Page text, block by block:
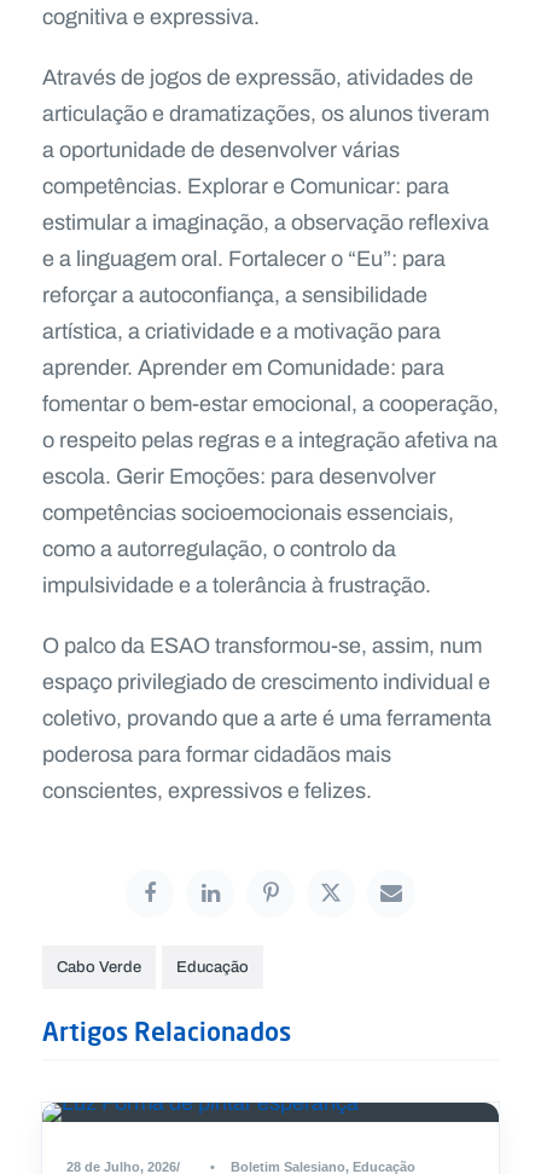
cognitiva e expressiva.
Através de jogos de expressão, atividades de
articulação e dramatizações, os alunos tiveram
a oportunidade de desenvolver várias
competências. Explorar e Comunicar: para
estimular a imaginação, a observação reflexiva
e a linguagem oral. Fortalecer o “Eu”: para
reforçar a autoconfiança, a sensibilidade
artística, a criatividade e a motivação para
aprender. Aprender em Comunidade: para
fomentar o bem-estar emocional, a cooperação,
o respeito pelas regras e a integração afetiva na
escola. Gerir Emoções: para desenvolver
competências socioemocionais essenciais,
como a autorregulação, o controlo da
impulsividade e a tolerância à frustração.
O palco da ESAO transformou-se, assim, num
espaço privilegiado de crescimento individual e
coletivo, provando que a arte é uma ferramenta
poderosa para formar cidadãos mais
conscientes, expressivos e felizes.
Cabo Verde Educação
Artigos Relacionados
28 de Julho, 2026 • Boletim Salesiano, Educação